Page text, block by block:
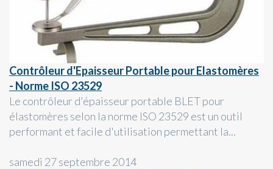
Contrôleur d'Epaisseur Portable pour Elastomères
- Norme ISO 23529
Le contrôleur d'épaisseur portable BLET pour
élastomères selon la norme ISO 23529 est un outil
performant et facile d'utilisation permettant la...
samedi 27 septembre 2014